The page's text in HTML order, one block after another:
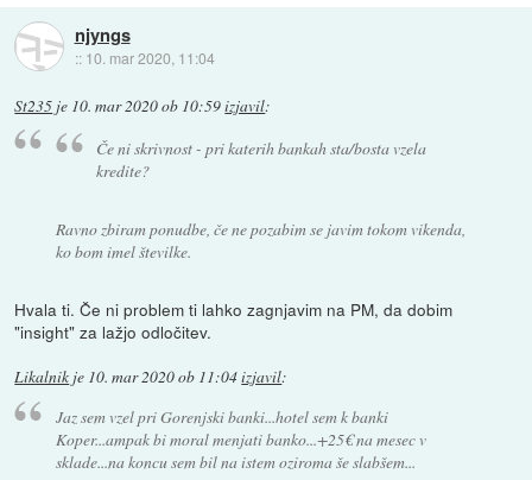
njyngs
:: 10. mar 2020, 11:04
St235 je 10. mar 2020 ob 10:59izjavil:
Če ni skrivnost - pri katerih bankah sta/bosta vzela
kredite?
Ravno zbiram ponudbe, če ne pozabim se javim tokom vikenda,
ko bom imel številke.
Hvala ti. Če ni problem ti lahko zagnjavim na PM, da dobim
"insight" za lažjo odločitev.
Likalnik je 10. mar 2020 ob 11:04izjavil:
Jaz sem vzel pri Gorenjski banki...hotel sem k banki
Koper...ampak bi moral menjati banko...+25€ na mesec v
sklade...na koncu sem bil na istem oziroma še slabšem...